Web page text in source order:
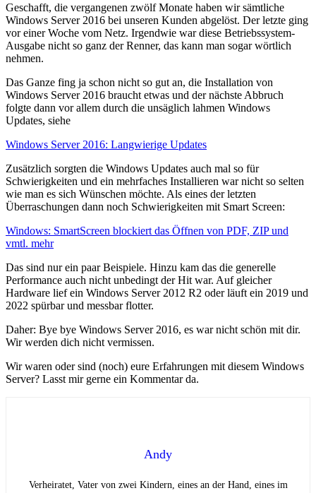
Geschafft, die vergangenen zwölf Monate haben wir sämtliche
Windows Server 2016 bei unseren Kunden abgelöst. Der letzte ging
vor einer Woche vom Netz. Irgendwie war diese Betriebssystem-
Ausgabe nicht so ganz der Renner, das kann man sogar wörtlich
nehmen.
Das Ganze fing ja schon nicht so gut an, die Installation von
Windows Server 2016 braucht etwas und der nächste Abbruch
folgte dann vor allem durch die unsäglich lahmen Windows
Updates, siehe
Windows Server 2016: Langwierige Updates
Zusätzlich sorgten die Windows Updates auch mal so für
Schwierigkeiten und ein mehrfaches Installieren war nicht so selten
wie man es sich Wünschen möchte. Als eines der letzten
Überraschungen dann noch Schwierigkeiten mit Smart Screen:
Windows: SmartScreen blockiert das Öffnen von PDF, ZIP und
vmtl. mehr
Das sind nur ein paar Beispiele. Hinzu kam das die generelle
Performance auch nicht unbedingt der Hit war. Auf gleicher
Hardware lief ein Windows Server 2012 R2 oder läuft ein 2019 und
2022 spürbar und messbar flotter.
Daher: Bye bye Windows Server 2016, es war nicht schön mit dir.
Wir werden dich nicht vermissen.
Wir waren oder sind (noch) eure Erfahrungen mit diesem Windows
Server? Lasst mir gerne ein Kommentar da.
Andy
Verheiratet, Vater von zwei Kindern, eines an der Hand, eines im